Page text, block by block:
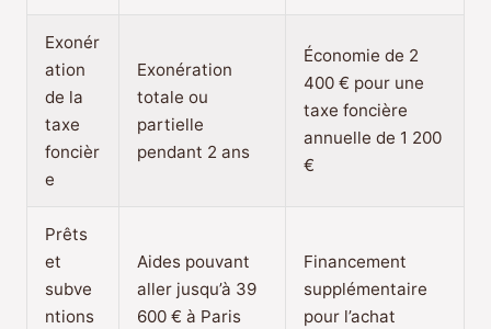
Exonér
ation
de la
taxe
foncièr
e
Exonération
totale ou
partielle
pendant 2 ans
Économie de 2
400 € pour une
taxe foncière
annuelle de 1 200
€
Prêts
et
subve
ntions
Aides pouvant
aller jusqu’à 39
600 € à Paris
Financement
supplémentaire
pour l’achat